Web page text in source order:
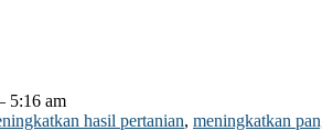
5:16 am
hasil pertanian, meningkatkan